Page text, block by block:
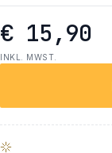
€ 15,90
INKL. MWST.